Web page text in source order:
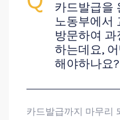
카드발급을
노동부에서
방문하여
하는데요, 어
해야하나요?
카드발급까지 마무리